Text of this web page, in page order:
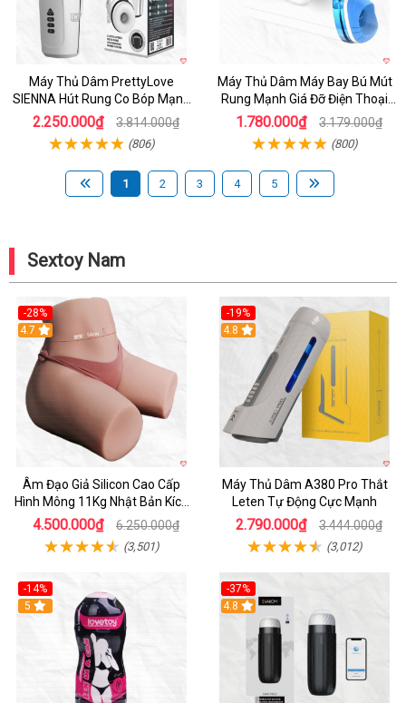
Máy Thủ Dâm PrettyLove
SIENNA Hút Rung Co Bóp Mạnh
Mẽ Nam
2.250.000₫ 3.814.000₫
(806)
Máy Thủ Dâm Máy Bay Bú Mút
Rung Mạnh Giá Đỡ Điện Thoại
Chính Hãng
1.780.000₫ 3.179.000₫
(800)
1 2 3 4 5
Sextoy Nam
-28%
4.7
Âm Đạo Giả Silicon Cao Cấp
Hình Mông 11Kg Nhật Bản Kích
Thước Như Thật
4.500.000₫ 6.250.000₫
(3,501)
-19%
Hot
4.8
Máy Thủ Dâm A380 Pro Thắt
Leten Tự Động Cực Mạnh
2.790.000₫ 3.444.000₫
(3,012)
-14%
Hot
5
-37%
4.8